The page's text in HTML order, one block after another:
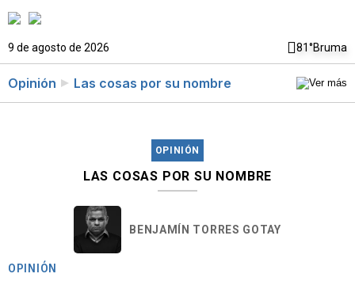
9 de agosto de 2026 81°Bruma
Opinión Las cosas por su nombre
OPINIÓN
LAS COSAS POR SU NOMBRE
BENJAMÍN TORRES GOTAY
OPINIÓN